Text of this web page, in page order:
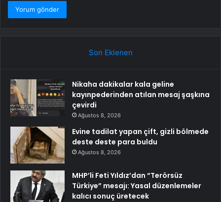
Son Eklenen
Nikaha dakikalar kala geline
kayınpederinden atılan mesaj şaşkına
çevirdi
Ağustos 8, 2026
Evine tadilat yapan çift, gizli bölmede
deste deste para buldu
Ağustos 8, 2026
MHP’li Feti Yıldız’dan “Terörsüz
Türkiye” mesajı: Yasal düzenlemeler
kalıcı sonuç üretecek